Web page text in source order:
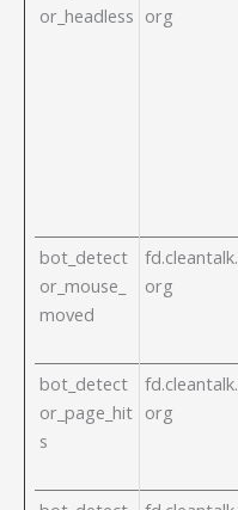
or_headless org
bot_detect
or_mouse_
moved
fd.cleantalk.
org
bot_detect
or_page_hit
s
fd.cleantalk.
org